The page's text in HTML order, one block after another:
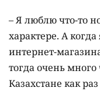
– Я люблю что-то
характере. А
интернет-
тогда очень
Казахстане как